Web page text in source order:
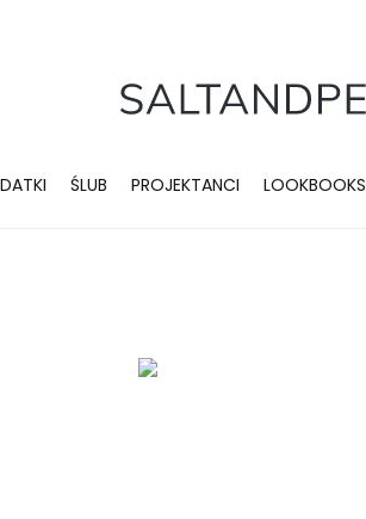
ŚLUB PROJEKTANCI LOOKBOOKS